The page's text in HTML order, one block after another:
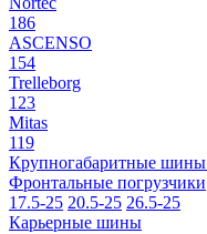
186
ASCENSO
154
Trelleborg
123
Mitas
119
Крупногабаритные шины
Фронтальные погрузчики
17.5-25 20.5-25 26.5-25
Карьерные шины